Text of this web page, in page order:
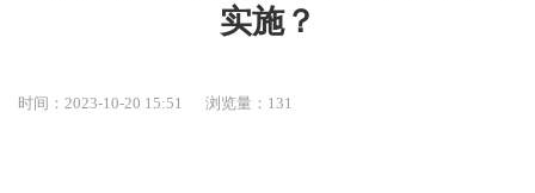
实施？
时间：2023-10-20 15:51 浏览量： 131